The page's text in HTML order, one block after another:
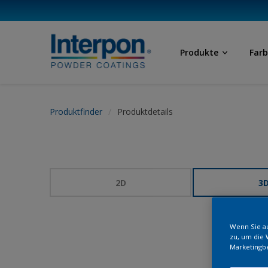
Produkte
Produktfinder Produktdetails
2D 3D
Wenn Sie
zu, um die